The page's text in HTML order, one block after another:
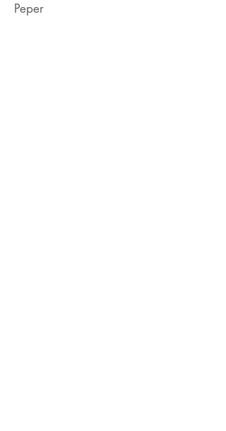
Peper